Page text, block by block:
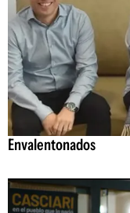
Envalentonados